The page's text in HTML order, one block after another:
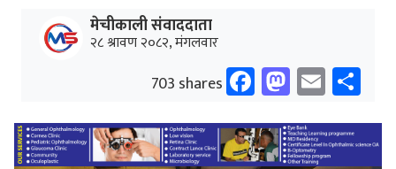
मेचीकाली संवाददाता
२८ श्रावण २०८२, मंगलवार
703 shares Facebook
Email